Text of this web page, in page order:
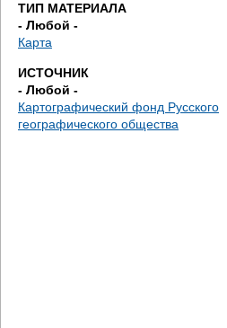
д
с
ь
ТИП МАТЕРИАЛА
- Любой -
Карта
ИСТОЧНИК
- Любой -
Картографический фонд Русского
географического общества